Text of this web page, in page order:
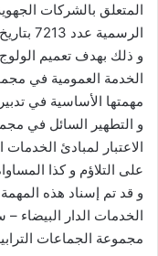
المتعلق بالشركات
و ذلك بهدف تعميم
الخدمة العمومية في
مهمتها الأساسية في
و التطهير السائل في
الاعتبار لمبادئ
على التلاؤم و كذا
الخدمات الدار البيضاء
مجموعة الجماعات